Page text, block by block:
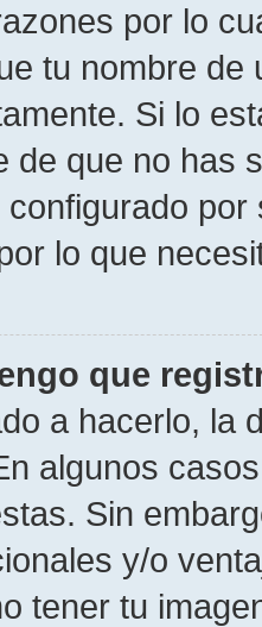
por lo
tu nombre
Si lo
de que no has
lo que
que
a hacerlo, la
algunos
Sin
y/o
tener tu